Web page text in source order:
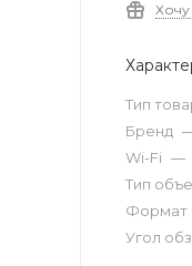
Тип
Бренд
Wi-Fi —
Тип
Формат
Угол